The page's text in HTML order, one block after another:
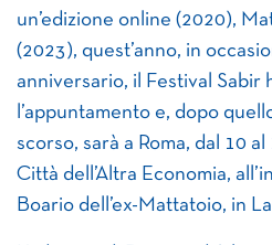
un’edizione online (2020),
(2023), quest’anno, in
anniversario, il Festival Sabir
l’appuntamento e, dopo
scorso, sarà a Roma, dal 10
Città dell’Altra Economia,
Boario dell’ex-Mattatoio, in